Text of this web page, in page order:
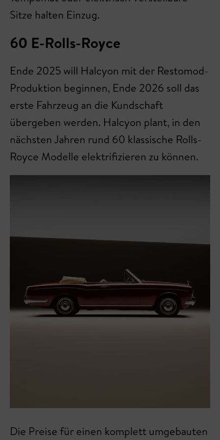
Sitze halten Einzug.
60 E-Rolls-Royce
Ende 2025 will Halcyon mit der Restomod-
Produktion beginnen, Ende 2026 soll das
erste Fahrzeug an die Kundschaft
übergeben werden. Halcyon plant, in den
nächsten Jahren rund 60 klassische Rolls-
Royce Modelle elektrifizieren zu können.
Die Preise für einen komplett umgebauten